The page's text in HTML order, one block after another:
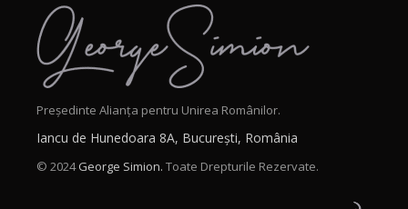
Președinte Alianța pentru Unirea Românilor.
Iancu de Hunedoara 8A, București, România
© 2024George Simion. Toate Drepturile Rezervate.